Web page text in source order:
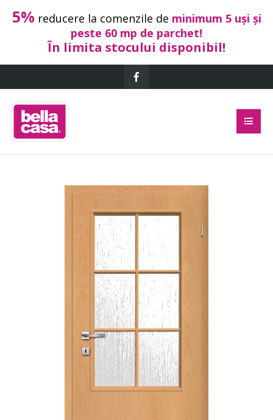
5% reducere la comenzile de minimum 5 uși și
peste 60 mp de parchet!
În limita stocului disponibil!